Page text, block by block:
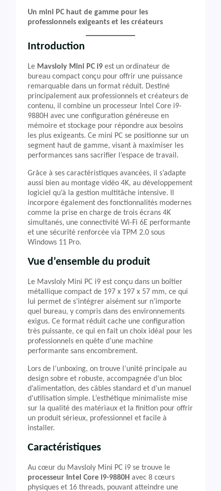
Un mini PC haut de gamme pour les
professionnels exigeants et les créateurs
Introduction
Le Mavsloly Mini PC i9 est un ordinateur de
bureau compact conçu pour offrir une puissance
remarquable dans un format réduit. Destiné
principalement aux professionnels et créateurs de
contenu, il combine un processeur Intel Core i9-
9880H avec une configuration généreuse en
mémoire et stockage pour répondre aux besoins
les plus exigeants. Ce mini PC se positionne sur un
segment haut de gamme, visant à maximiser les
performances sans sacrifier l’espace de travail.
Grâce à ses caractéristiques avancées, il s’adapte
aussi bien au montage vidéo 4K, au développement
logiciel qu’à la gestion multitâche intensive. Il
incorpore également des fonctionnalités modernes
comme la prise en charge de trois écrans 4K
simultanés, une connectivité Wi-Fi 6E performante
et une sécurité renforcée via TPM 2.0 sous
Windows 11 Pro.
Vue d’ensemble du produit
Le Mavsloly Mini PC i9 est conçu dans un boîtier
métallique compact de 197 x 197 x 57 mm, ce qui
lui permet de s’intégrer aisément sur n’importe
quel bureau, y compris dans des environnements
exigus. Ce format réduit cache une configuration
très puissante, ce qui en fait un choix idéal pour les
professionnels en quête d’une machine
performante sans encombrement.
Lors de l’unboxing, on trouve l’unité principale au
design sobre et robuste, accompagnée d’un bloc
d’alimentation, des câbles standard et d’un manuel
d’utilisation simple. L’esthétique minimaliste mise
sur la qualité des matériaux et la finition pour offrir
un produit sérieux, professionnel et facile à
installer.
Caractéristiques
Au cœur du Mavsloly Mini PC i9 se trouve le
processeur Intel Core i9-9880H avec 8 cœurs
physiques et 16 threads, pouvant atteindre une